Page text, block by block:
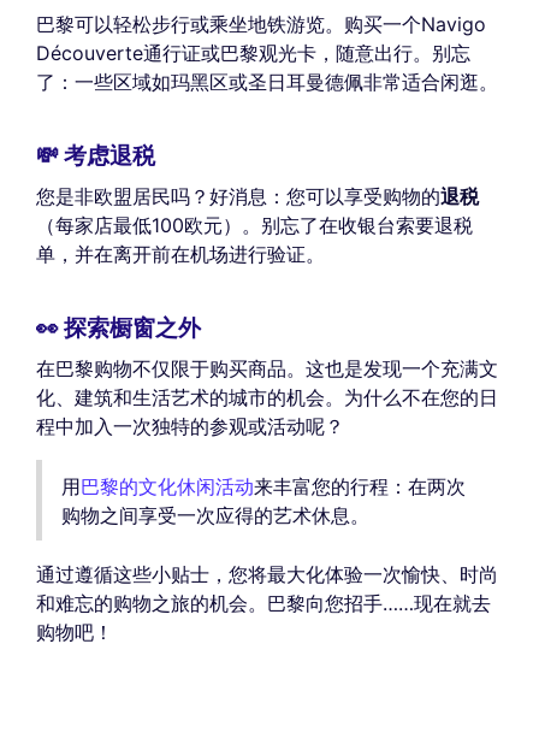
巴黎可以轻松步行或乘坐地铁游览。购买一个Navigo
Découverte通行证或巴黎观光卡，随意出行。别忘
了：一些区域如玛黑区或圣日耳曼德佩非常适合闲逛。
💸 考虑退税
您是非欧盟居民吗？好消息：您可以享受购物的退税
（每家店最低100欧元）。别忘了在收银台索要退税
单，并在离开前在机场进行验证。
👀 探索橱窗之外
在巴黎购物不仅限于购买商品。这也是发现一个充满文
化、建筑和生活艺术的城市的机会。为什么不在您的日
程中加入一次独特的参观或活动呢？
用巴黎的文化休闲活动来丰富您的行程：在两次
购物之间享受一次应得的艺术休息。
通过遵循这些小贴士，您将最大化体验一次愉快、时尚
和难忘的购物之旅的机会。巴黎向您招手……现在就去
购物吧！